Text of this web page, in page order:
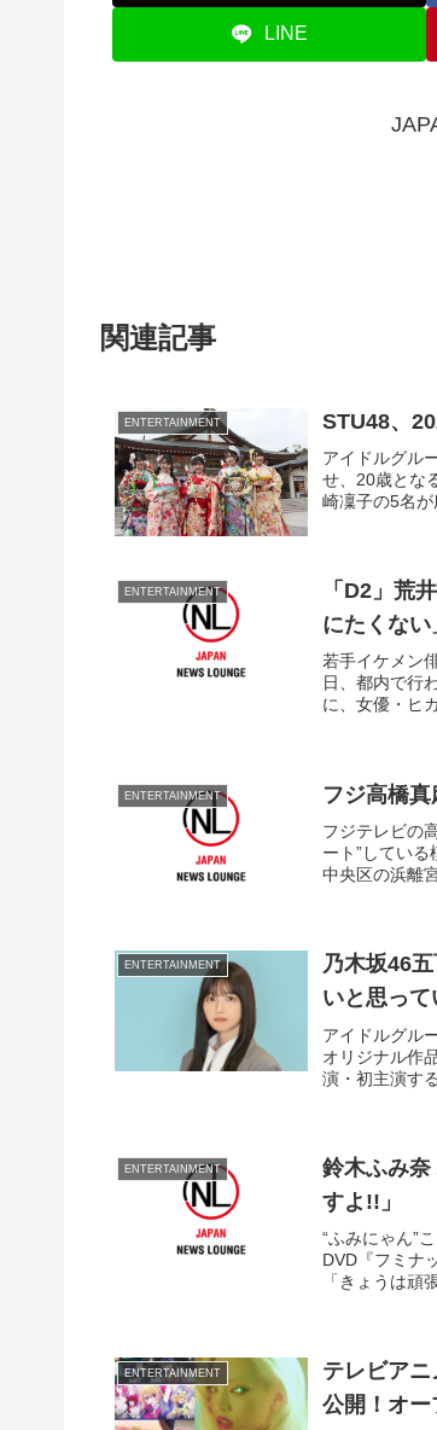
LINE
関連記事
ENTERTAINMENT STU48、
アイドルグル
せ、20歳とな
崎凜子の5名が
ENTERTAINMENT
「D2」荒
にたくない
若手イケメン
日、都内で行
に、女優・ヒ
ENTERTAINMENT フジ高橋
フジテレビの
ート”してい
中央区の浜離
ENTERTAINMENT
乃木坂46
いと思っ
アイドルグル
オリジナル作
演・初主演す
ENTERTAINMENT
鈴木ふみ
すよ!!」
“ふみにゃん”
DVD『フミナ
「きょうは頑
ENTERTAINMENT
テレビアニ
公開！オ